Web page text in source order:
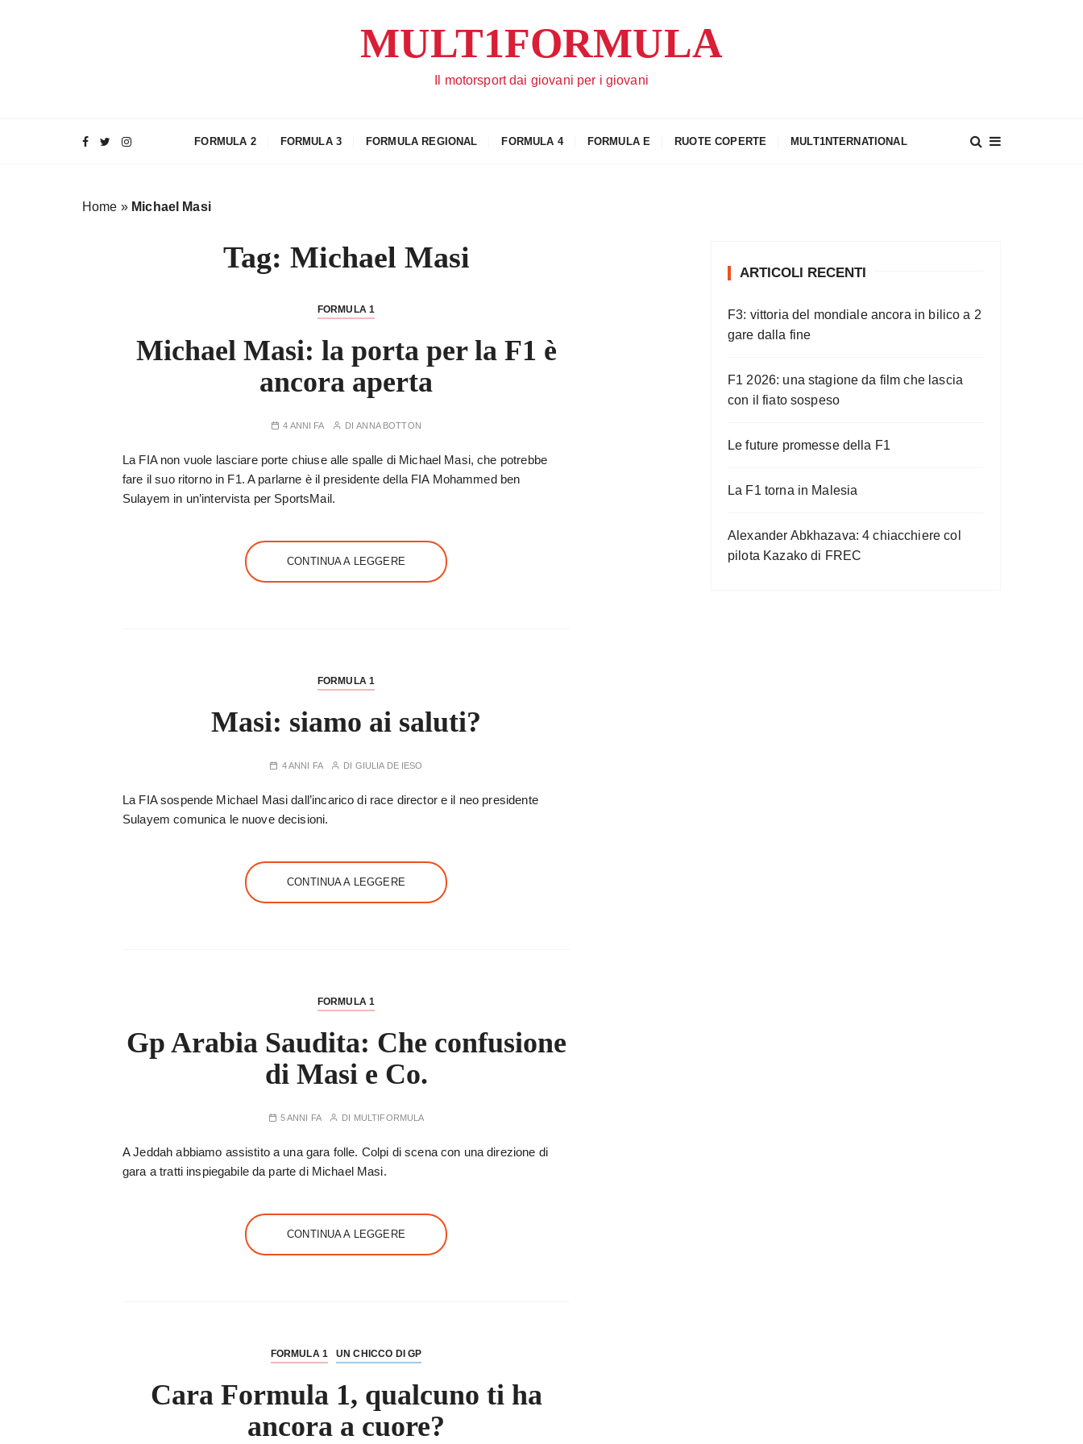
MULT1FORMULA
Il motorsport dai giovani per i giovani
FORMULA 2 FORMULA 3 FORMULA REGIONAL FORMULA 4 FORMULA E RUOTE COPERTE MULT1NTERNATIONAL
Home » Michael Masi
Tag: Michael Masi
FORMULA 1
Michael Masi: la porta per la F1 è
ancora aperta
4 ANNI FA DIANNA BOTTON
La FIA non vuole lasciare porte chiuse alle spalle di Michael Masi, che potrebbe
fare il suo ritorno in F1. A parlarne è il presidente della FIA Mohammed ben
Sulayem in un’intervista per SportsMail.
CONTINUA A LEGGERE
FORMULA 1
Masi: siamo ai saluti?
4 ANNI FA DI GIULIA DE IESO
La FIA sospende Michael Masi dall’incarico di race director e il neo presidente
Sulayem comunica le nuove decisioni.
CONTINUA A LEGGERE
FORMULA 1
Gp Arabia Saudita: Che confusione
di Masi e Co.
5 ANNI FA DI MULTIFORMULA
A Jeddah abbiamo assistito a una gara folle. Colpi di scena con una direzione di
gara a tratti inspiegabile da parte di Michael Masi.
CONTINUA A LEGGERE
FORMULA 1 UN CHICCO DI GP
Cara Formula 1, qualcuno ti ha
ancora a cuore?
ARTICOLI RECENTI
F3: vittoria del mondiale ancora in bilico a 2
gare dalla fine
F1 2026: una stagione da film che lascia
con il fiato sospeso
Le future promesse della F1
La F1 torna in Malesia
Alexander Abkhazava: 4 chiacchiere col
pilota Kazako di FREC